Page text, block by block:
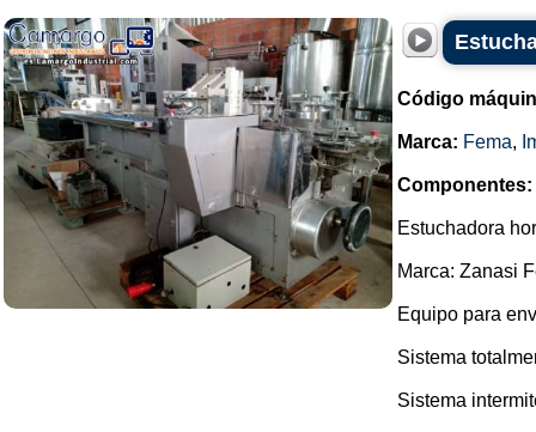
Código
Marca: Fema,
Componentes:
Estuchadora
Marca: Zanasi
Equipo para
Sistema
Sistema